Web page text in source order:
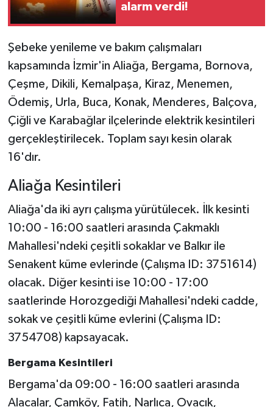
alarm verdi!
Şebeke yenileme ve bakım çalışmaları
kapsamında İzmir'in Aliağa, Bergama, Bornova,
Çeşme, Dikili, Kemalpaşa, Kiraz, Menemen,
Ödemiş, Urla, Buca, Konak, Menderes, Balçova,
Çiğli ve Karabağlar ilçelerinde elektrik kesintileri
gerçekleştirilecek. Toplam sayı kesin olarak
16'dır.
Aliağa Kesintileri
Aliağa'da iki ayrı çalışma yürütülecek. İlk kesinti
10:00 - 16:00 saatleri arasında Çakmaklı
Mahallesi'ndeki çeşitli sokaklar ve Balkır ile
Senakent küme evlerinde (Çalışma ID: 3751614)
olacak. Diğer kesinti ise 10:00 - 17:00
saatlerinde Horozgediği Mahallesi'ndeki cadde,
sokak ve çeşitli küme evlerini (Çalışma ID:
3754708) kapsayacak.
Bergama Kesintileri
Bergama'da 09:00 - 16:00 saatleri arasında
Alacalar, Çamköy, Fatih, Narlıca, Ovacık,